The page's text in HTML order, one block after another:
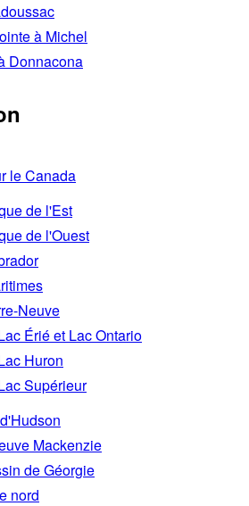
à Michel
Donnacona
le Canada
de l'Est
de l'Ouest
Neuve
Érié et Lac Ontario
Huron
Supérieur
Mackenzie
de Géorgie
nord